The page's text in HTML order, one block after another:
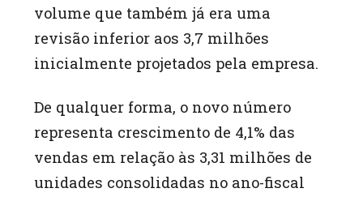
volume que também já era uma
revisão inferior aos 3,7 milhões
inicialmente projetados pela empresa.
De qualquer forma, o novo número
representa crescimento de 4,1% das
vendas em relação às 3,31 milhões de
unidades consolidadas no ano-fiscal